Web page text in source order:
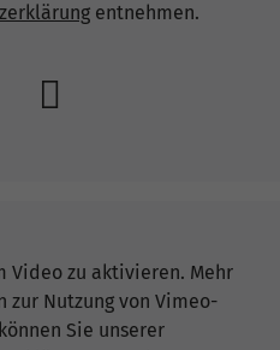
entnehmen.
Video zu aktivieren. Mehr
zur Nutzung von Vimeo-
Sie unserer